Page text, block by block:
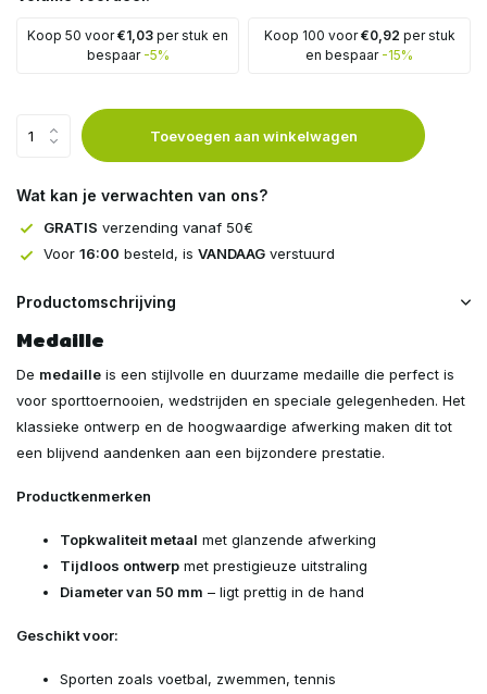
Koop 50 voor€1,03 per stuk en
bespaar -5%
Koop 100 voor€0,92 per stuk
en bespaar -15%
Toevoegen aan winkelwagen
Wat kan je verwachten van ons?
GRATIS verzending vanaf 50€
Voor 16:00 besteld, is VANDAAG verstuurd
Productomschrijving
Medaille
De medaille is een stijlvolle en duurzame medaille die perfect is
voor sporttoernooien, wedstrijden en speciale gelegenheden. Het
klassieke ontwerp en de hoogwaardige afwerking maken dit tot
een blijvend aandenken aan een bijzondere prestatie.
Productkenmerken
Topkwaliteit metaal met glanzende afwerking
Tijdloos ontwerp met prestigieuze uitstraling
Diameter van 50 mm – ligt prettig in de hand
Geschikt voor:
Sporten zoals voetbal, zwemmen, tennis